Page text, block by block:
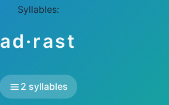
Syllables:
ad·rast
2 syllables